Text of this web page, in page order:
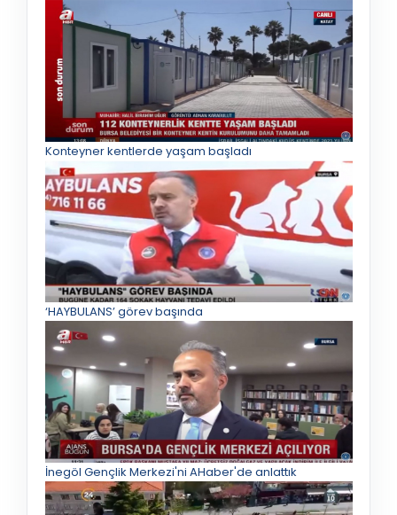
Konteyner kentlerde yaşam başladı
‘HAYBULANS’ görev başında
İnegöl Gençlik Merkezi'ni AHaber'de anlattık